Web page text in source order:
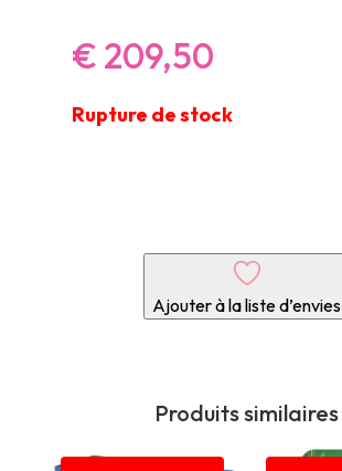
€ 209,50
Rupture de stock
Ajouter à la liste d’envies
Produits similaires